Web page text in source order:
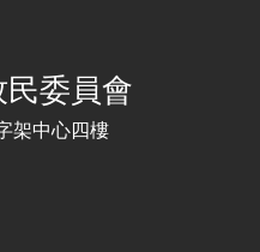
委員會
架中心四樓